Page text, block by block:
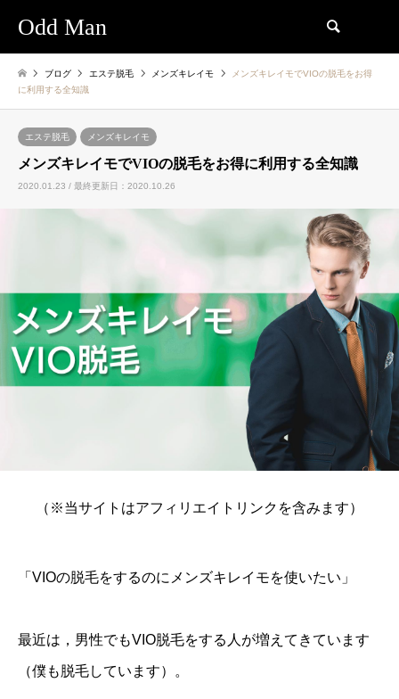
Odd Man
ブログ エステ脱毛 メンズキレイモ
メンズキレイモでVIOの脱毛をお得
に利用する全知識
エステ脱毛 メンズキレイモ
メンズキレイモでVIOの脱毛をお得に利用する全知識
2020.01.23 / 最終更新日：2020.10.26
（※当サイトはアフィリエイトリンクを含みます）
「VIOの脱毛をするのにメンズキレイモを使いたい」
最近は，男性でもVIO脱毛をする人が増えてきています
（僕も脱毛しています）。